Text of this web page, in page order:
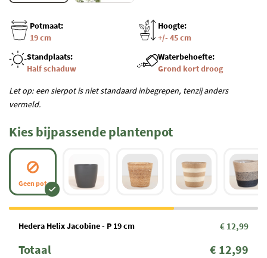
Potmaat:
19 cm
Hoogte:
+/- 45 cm
Standplaats:
Half schaduw
Waterbehoefte:
Grond kort droog
Let op: een sierpot is niet standaard inbegrepen, tenzij anders
vermeld.
Kies bijpassende plantenpot
Geen pot
Hedera Helix Jacobine - P 19 cm € 12,99
Totaal € 12,99